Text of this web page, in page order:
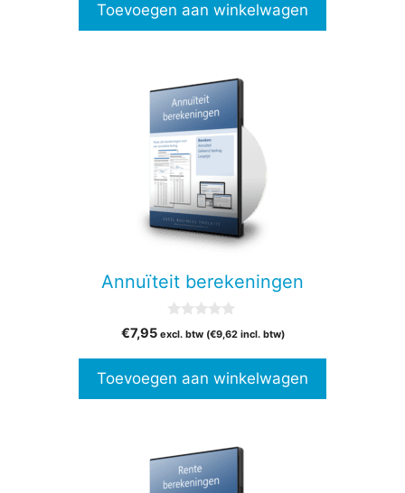
5
Toevoegen aan winkelwagen
Annuïteit berekeningen
v
5
€7,95 excl. btw (€9,62incl. btw)
Toevoegen aan winkelwagen